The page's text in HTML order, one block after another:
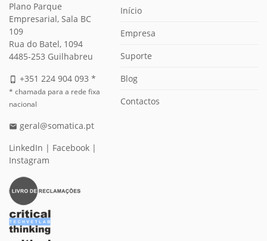
Plano Parque
Empresarial, Sala BC
109
Rua do Batel, 1094
4485-253 Guilhabreu
phone_iphone +351 224 904 093 *
* chamada para a rede fixa
nacional
email geral@somatica.pt
LinkedIn | Facebook |
Instagram
Início
Empresa
Suporte
Blog
Contactos